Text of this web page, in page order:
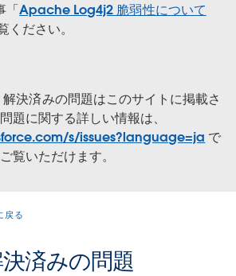
「Apache Log4j2 脆弱性について
ください。
決済みの問題はこのサイトに掲載さ
題に関する詳しい情報は、
s/issues?language=ja で
ご覧いただけます。
戻る
済みの問題